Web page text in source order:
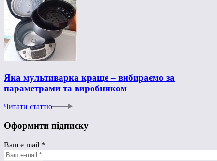
Яка мультиварка краще – вибираємо за
параметрами та виробником
Читати статтю
Оформити підписку
Ваш e-mail *